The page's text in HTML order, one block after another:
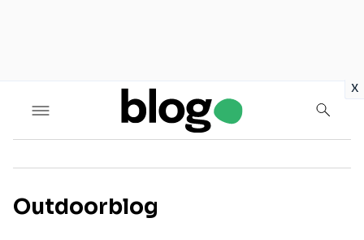
x
Seguici sui social
Outdoorblog